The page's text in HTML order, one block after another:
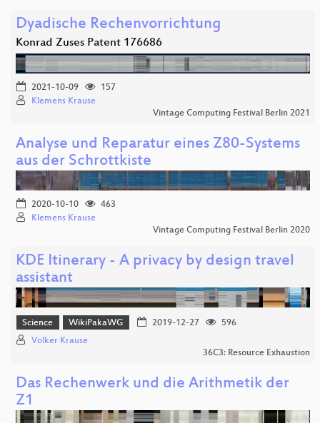
Dyadische Rechenvorrichtung
Konrad Zuses Patent 176686
2021-10-09
157
Klemens Krause
Vintage Computing Festival Berlin 2021
Analyse und Reparatur eines Z80-Systems
aus der Schrottkiste
2020-10-10
463
Klemens Krause
Vintage Computing Festival Berlin 2020
KDE Itinerary - A privacy by design travel
assistant
Science WikiPakaWG 2019-12-27
596
Volker Krause
36C3: Resource Exhaustion
Das Rechenwerk und die Arithmetik der
Z1